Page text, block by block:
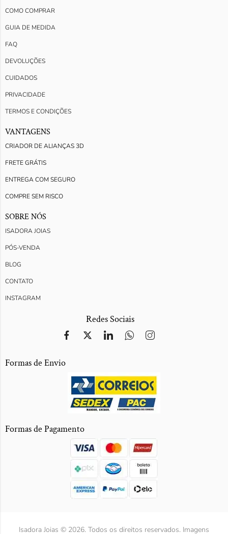
COMO COMPRAR
GUIA DE MEDIDA
FAQ
DEVOLUÇÕES
CUIDADOS
PRIVACIDADE
TERMOS E CONDIÇÕES
VANTAGENS
CRIADOR DE ALIANÇAS 3D
FRETE GRÁTIS
ENTREGA COM SEGURO
COMPRE SEM RISCO
SOBRE NÓS
ISADORA JOIAS
PÓS-VENDA
BLOG
CONTATO
INSTAGRAM
Redes Sociais
Formas de Envio
Formas de Pagamento
Isadora Joias © 2026. Todos os direitos reservados. Imagens